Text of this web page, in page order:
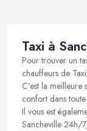
Taxi à
Pour trouver un
chauffeurs de
C’est la
confort dans
Il vous est
Sancheville 24h/